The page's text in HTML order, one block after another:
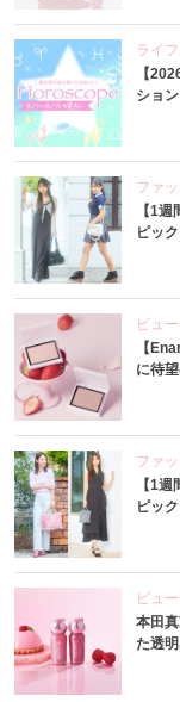
ライ
【
ショ
ファ
【1
ピッ
ビュ
【
に待
ファ
【1
ピッ
ビュ
本田
た透